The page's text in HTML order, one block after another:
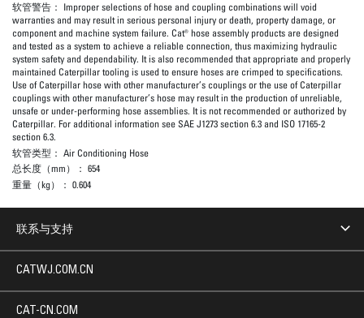
软管警告： Improper selections of hose and coupling combinations will void
warranties and may result in serious personal injury or death, property damage, or
component and machine system failure. Cat® hose assembly products are designed
and tested as a system to achieve a reliable connection, thus maximizing hydraulic
system safety and dependability. It is also recommended that appropriate and properly
maintained Caterpillar tooling is used to ensure hoses are crimped to specifications.
Use of Caterpillar hose with other manufacturer’s couplings or the use of Caterpillar
couplings with other manufacturer’s hose may result in the production of unreliable,
unsafe or under-performing hose assemblies. It is not recommended or authorized by
Caterpillar. For additional information see SAE J1273 section 6.3 and ISO 17165-2
section 6.3.
软管类型： Air Conditioning Hose
总长度（mm）： 654
重量（kg）： 0.604
联系与支持
CATWJ.COM.CN
CAT-CN.COM